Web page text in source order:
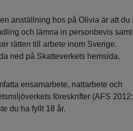
anställning hos på Olivia är att du
och lämna in personbevis samt
rätten till arbete inom Sverige.
ned på Skatteverkets hemsida.
ensamarbete, nattarbete och
föreskrifter (AFS
du ha fyllt 18 år.